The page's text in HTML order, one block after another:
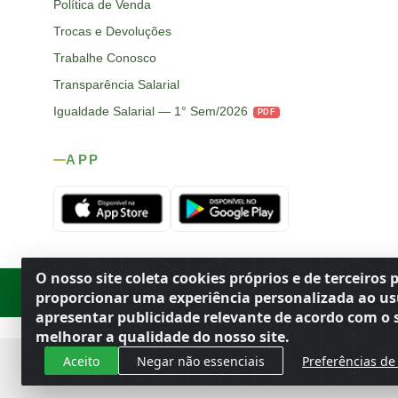
O nosso site coleta cookies próprios e de terceiros
proporcionar uma experiência personalizada ao
apresentar publicidade relevante de acordo com o
melhorar a qualidade do nosso site.
Aceito Negar não essenciais Preferências de
Política de Venda
Trocas e Devoluções
Trabalhe Conosco
Transparência Salarial
Igualdade Salarial — 1° Sem/2026
PDF
APP
Rod. SP-215, s/n, km 98 — Área Rural Porto Ferreira/ ·